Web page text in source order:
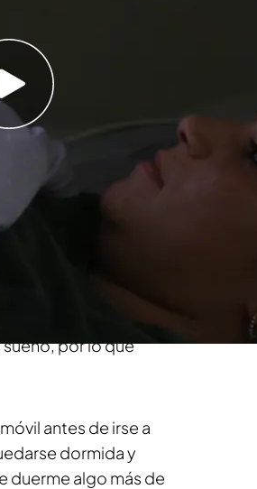
casi 50 minutos de
de los médicos
lo que deberían. La
los que viven en
menos es por
sueño, por lo que
antes de irse a
dormida y
duerme algo más de